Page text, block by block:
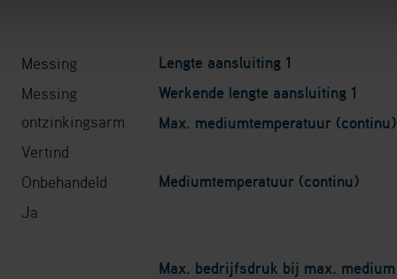
Messing
Messing
ontzinkingsarm
Vertind
Onbehandeld
Ja
Lengte aansluiting 1
Werkende lengte aansluiting 1
Max. mediumtemperatuur (continu)
Mediumtemperatuur (continu)
Max. bedrijfsdruk bij max. medium